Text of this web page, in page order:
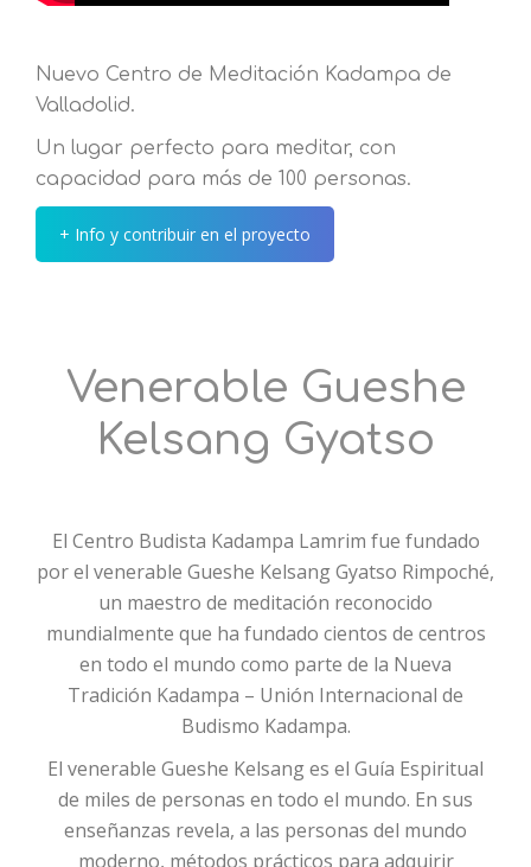
Nuevo Centro de Meditación Kadampa de
Valladolid.
Un lugar perfecto para meditar, con
capacidad para más de 100 personas.
+ Info y contribuir en el proyecto
Venerable Gueshe
Kelsang Gyatso
El Centro Budista Kadampa Lamrim fue fundado
por el venerable Gueshe Kelsang Gyatso Rimpoché,
un maestro de meditación reconocido
mundialmente que ha fundado cientos de centros
en todo el mundo como parte de la Nueva
Tradición Kadampa – Unión Internacional de
Budismo Kadampa.
El venerable Gueshe Kelsang es el Guía Espiritual
de miles de personas en todo el mundo. En sus
enseñanzas revela, a las personas del mundo
moderno, métodos prácticos para adquirir